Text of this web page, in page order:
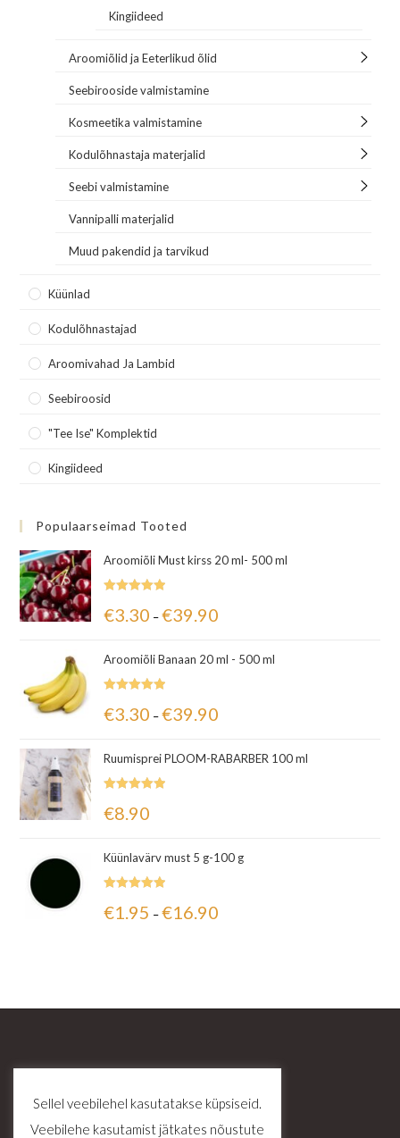
Kingiideed
Aroomiõlid ja Eeterlikud õlid
Seebirooside valmistamine
Kosmeetika valmistamine
Kodulõhnastaja materjalid
Seebi valmistamine
Vannipalli materjalid
Muud pakendid ja tarvikud
Küünlad
Kodulõhnastajad
Aroomivahad Ja Lambid
Seebiroosid
"Tee Ise" Komplektid
Kingiideed
Populaarseimad Tooted
Aroomiõli Must kirss 20 ml- 500 ml
5.00/ 5
€3.30 – €39.90
Aroomiõli Banaan 20 ml - 500 ml
5.00/ 5
€3.30 – €39.90
Ruumisprei PLOOM-RABARBER 100 ml
5.00/ 5
€8.90
Küünlavärv must 5 g-100 g
5.00/ 5
€1.95 – €16.90
Sellel veebilehel kasutatakse küpsiseid.
Veebilehe kasutamist jätkates nõustute